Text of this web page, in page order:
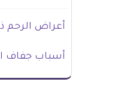
أعراض الرحم
أسباب جفاف